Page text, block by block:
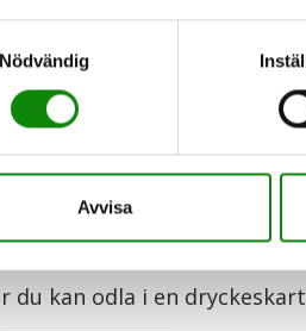
Nödvändig
Avvisa
tomater och vindruvor i
du kan odla i en